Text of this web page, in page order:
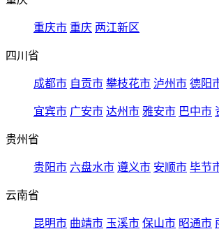
重庆市 重庆 两江新区
四川省
成都市 自贡市 攀枝花市 泸州市 德阳
宜宾市 广安市 达州市 雅安市 巴中市
贵州省
贵阳市 六盘水市 遵义市 安顺市 毕节
云南省
昆明市 曲靖市 玉溪市 保山市 昭通市